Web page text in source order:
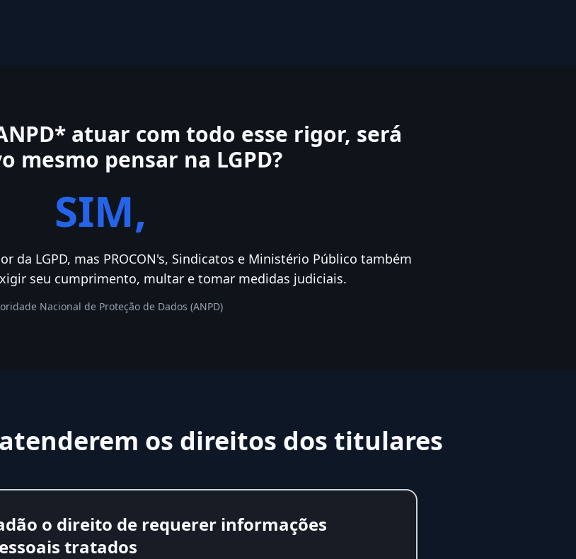
atuar com todo esse rigor, será
mesmo pensar na LGPD?
SIM,
da LGPD, mas PROCON's, Sindicatos e Ministério Público também
seu cumprimento, multar e tomar medidas judiciais.
Nacional de Proteção de Dados (ANPD)
os direitos dos titulares
o direito de requerer informações
tratados